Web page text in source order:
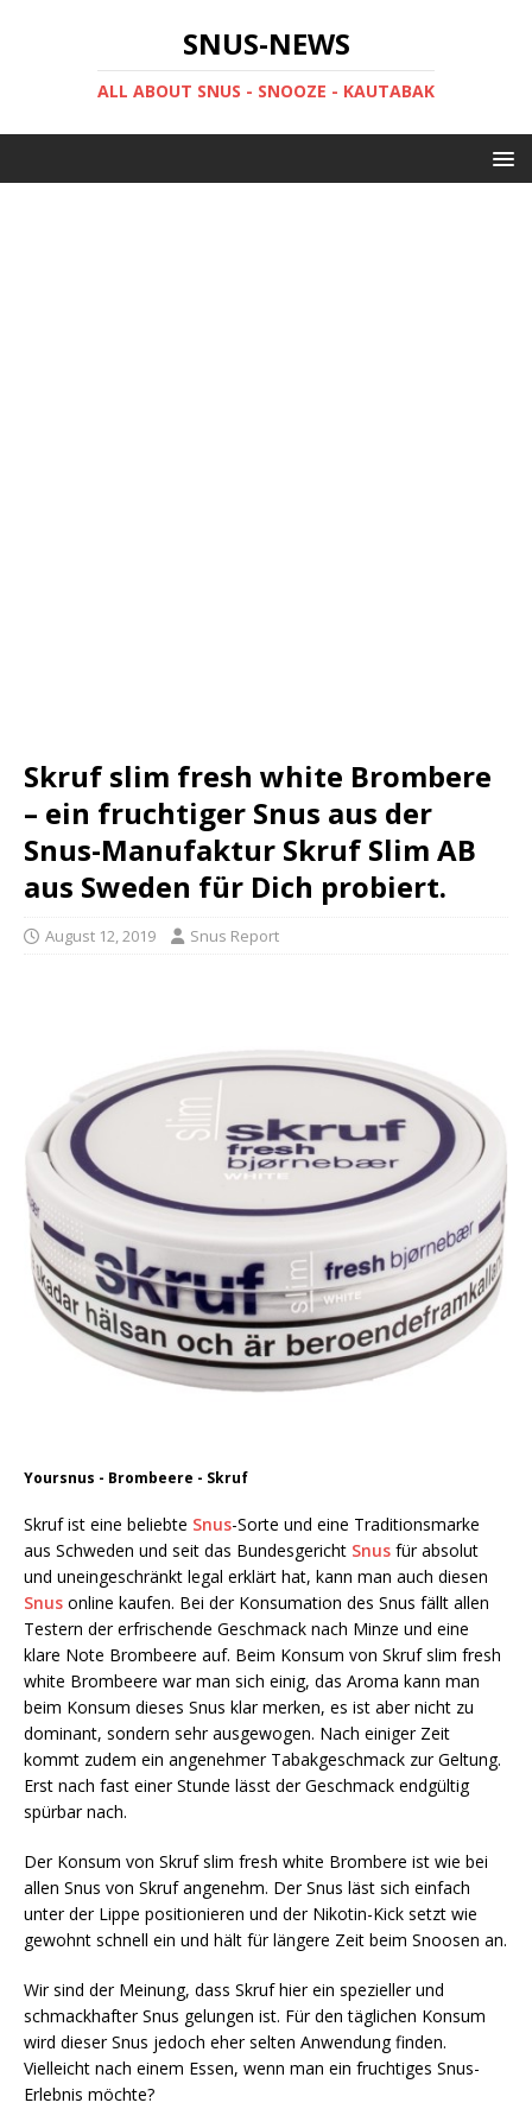
SNUS-NEWS
ALL ABOUT SNUS - SNOOZE - KAUTABAK
Skruf slim fresh white Brombere
– ein fruchtiger Snus aus der
Snus-Manufaktur Skruf Slim AB
aus Sweden für Dich probiert.
August 12, 2019 Snus Report
Yoursnus - Brombeere - Skruf
Skruf ist eine beliebte Snus-Sorte und eine Traditionsmarke
aus Schweden und seit das Bundesgericht Snus für absolut
und uneingeschränkt legal erklärt hat, kann man auch diesen
Snus online kaufen. Bei der Konsumation des Snus fällt allen
Testern der erfrischende Geschmack nach Minze und eine
klare Note Brombeere auf. Beim Konsum von Skruf slim fresh
white Brombeere war man sich einig, das Aroma kann man
beim Konsum dieses Snus klar merken, es ist aber nicht zu
dominant, sondern sehr ausgewogen. Nach einiger Zeit
kommt zudem ein angenehmer Tabakgeschmack zur Geltung.
Erst nach fast einer Stunde lässt der Geschmack endgültig
spürbar nach.
Der Konsum von Skruf slim fresh white Brombere ist wie bei
allen Snus von Skruf angenehm. Der Snus läst sich einfach
unter der Lippe positionieren und der Nikotin-Kick setzt wie
gewohnt schnell ein und hält für längere Zeit beim Snoosen an.
Wir sind der Meinung, dass Skruf hier ein spezieller und
schmackhafter Snus gelungen ist. Für den täglichen Konsum
wird dieser Snus jedoch eher selten Anwendung finden.
Vielleicht nach einem Essen, wenn man ein fruchtiges Snus-
Erlebnis möchte?